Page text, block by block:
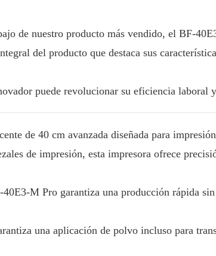
de nuestro producto más vendido, el BF-
del producto que destaca sus
puede revolucionar su eficiencia
de 40 cm avanzada diseñada para
de impresión, esta impresora ofrece
M Pro garantiza una producción rápida
una aplicación de polvo incluso para